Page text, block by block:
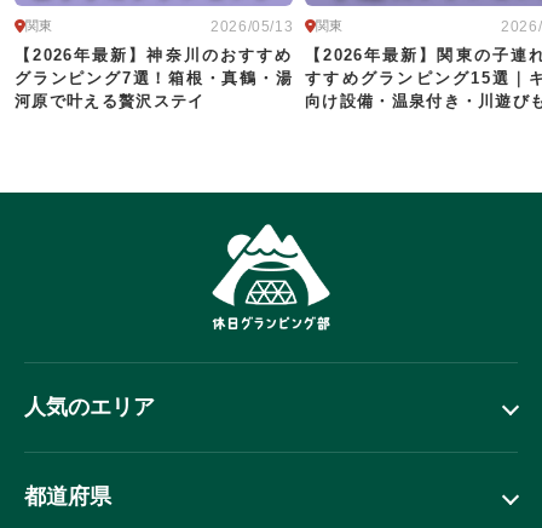
2026/05/13
関東
【2026年最新】神奈川のおすすめ
グランピング7選！箱根・真鶴・湯
河原で叶える贅沢ステイ
関東
【2026年最新】関東の子連
すすめグランピング15選｜
向け設備・温泉付き・川遊び
人気のエリア
都道府県